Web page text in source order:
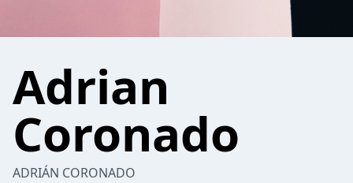
Adrian
Coronado
ADRIÁN CORONADO